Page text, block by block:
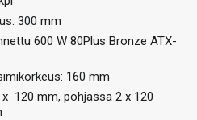
300 mm
600 W 80Plus Bronze ATX-
160 mm
120 mm, pohjassa 2 x 120